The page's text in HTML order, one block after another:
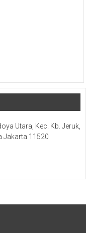
Utara, Kec. Kb. Jeruk,
Jakarta 11520